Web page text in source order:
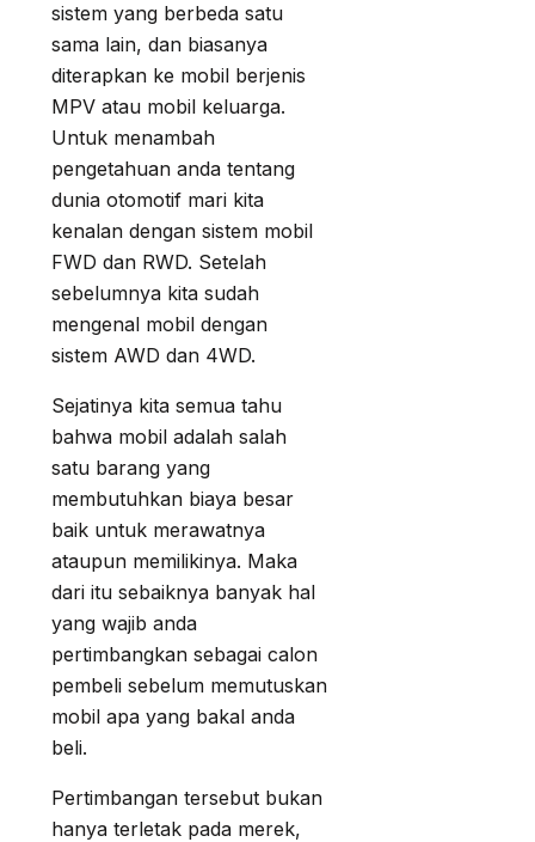
sistem yang berbeda satu
sama lain, dan biasanya
diterapkan ke mobil berjenis
MPV atau mobil keluarga.
Untuk menambah
pengetahuan anda tentang
dunia otomotif mari kita
kenalan dengan sistem mobil
FWD dan RWD. Setelah
sebelumnya kita sudah
mengenal mobil dengan
sistem AWD dan 4WD.
Sejatinya kita semua tahu
bahwa mobil adalah salah
satu barang yang
membutuhkan biaya besar
baik untuk merawatnya
ataupun memilikinya. Maka
dari itu sebaiknya banyak hal
yang wajib anda
pertimbangkan sebagai calon
pembeli sebelum memutuskan
mobil apa yang bakal anda
beli.
Pertimbangan tersebut bukan
hanya terletak pada merek,